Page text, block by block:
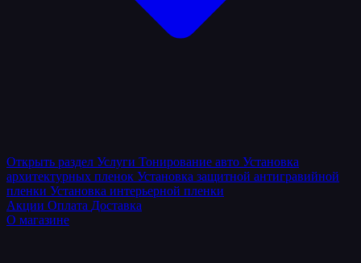
Открыть раздел Услуги Тонирование авто Установка
архитектурных пленок Установка защитной антигравийной
пленки Установка интерьерной пленки
Акции Оплата Доставка
О магазине